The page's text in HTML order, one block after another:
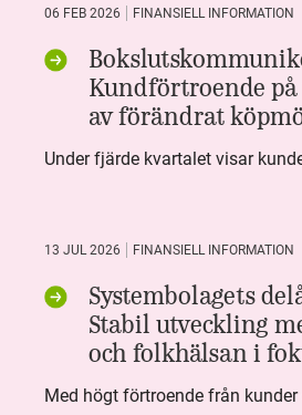
06 FEB 2026 FINANSIELL INFORMATION
Kundförtroende
av förändrat
13 JUL 2026 FINANSIELL INFORMATION
Systembolagets
Stabil utveckling
och folkhälsan i